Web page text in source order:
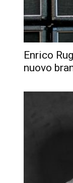
Enrico
nuovo